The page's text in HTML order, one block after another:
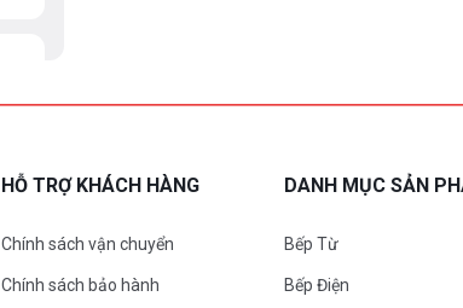
HỖ TRỢ KHÁCH HÀNG
Chính sách vận chuyển
Chính sách bảo hành
DANH MỤC SẢN
Bếp Từ
Bếp Điện